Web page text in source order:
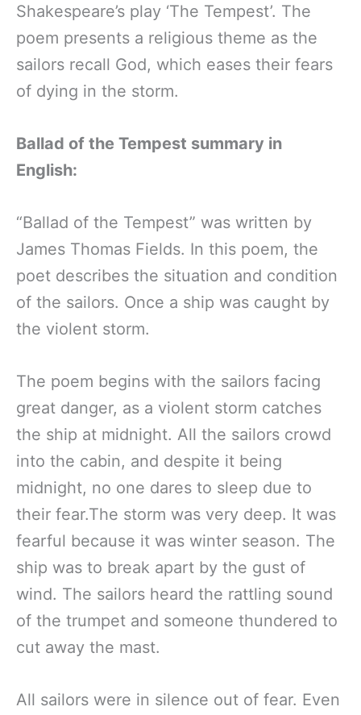
Shakespeare’s play ‘The Tempest’. The
poem presents a religious theme as the
sailors recall God, which eases their fears
of dying in the storm.
Ballad of the Tempest summary in
English:
“Ballad of the Tempest” was written by
James Thomas Fields. In this poem, the
poet describes the situation and condition
of the sailors. Once a ship was caught by
the violent storm.
The poem begins with the sailors facing
great danger, as a violent storm catches
the ship at midnight. All the sailors crowd
into the cabin, and despite it being
midnight, no one dares to sleep due to
their fear.The storm was very deep. It was
fearful because it was winter season. The
ship was to break apart by the gust of
wind. The sailors heard the rattling sound
of the trumpet and someone thundered to
cut away the mast.
All sailors were in silence out of fear. Even